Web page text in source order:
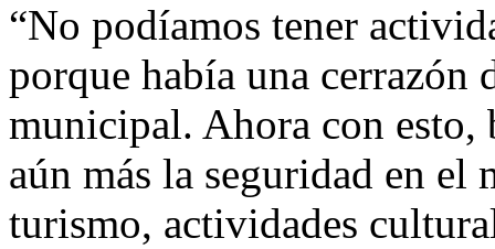
“No podíamos tener
porque había una
municipal. Ahora con esto,
aún más la seguridad en
turismo, actividades